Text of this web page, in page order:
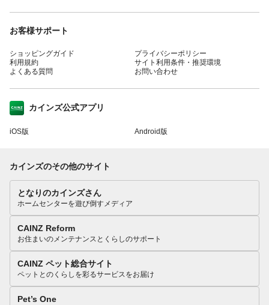
お客様サポート
ショッピングガイド
利用規約
よくある質問
プライバシーポリシー
サイト利用条件・推奨環境
お問い合わせ
カインズ公式アプリ
iOS版 Android版
カインズのその他のサイト
となりのカインズさん
ホームセンターを遊び倒すメディア
CAINZ Reform
お住まいのメンテナンスとくらしのサポート
CAINZ ペット総合サイト
ペットとのくらしを彩るサービスをお届け
Pet’s One